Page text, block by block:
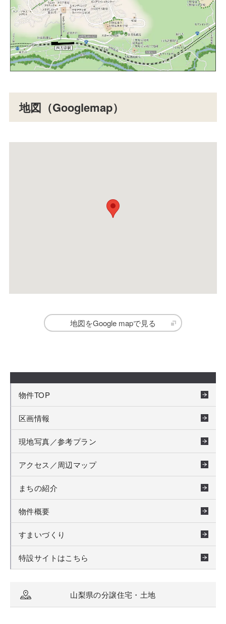
地図（Googlemap）
地図をGoogle mapで見る
物件TOP
区画情報
現地写真／参考プラン
アクセス／周辺マップ
まちの紹介
物件概要
すまいづくり
特設サイトはこちら
山梨県の分譲住宅・土地